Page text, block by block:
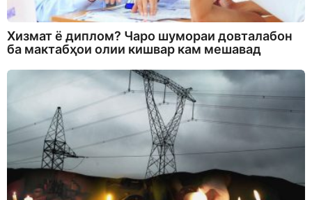
Хизмат ё диплом? Чаро шумораи довталабон
ба мактабҳои олии кишвар кам мешавад